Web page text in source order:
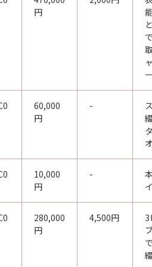
円
60,000
円
-
10,000
円
-
280,000
円
4,500円
3